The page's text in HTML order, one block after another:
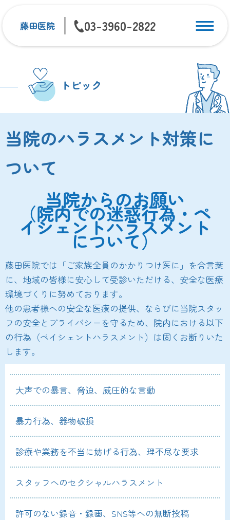
藤田医院 03-3960-2822
トピック
当院のハラスメント対策に
ついて
当院からのお願い
（院内での迷惑行為・ペ
イシェントハラスメント
について）
藤田医院では「ご家族全員のかかりつけ医に」を合言葉
に、地域の皆様に安心して受診いただける、安全な医療
環境づくりに努めております。
他の患者様への安全な医療の提供、ならびに当院スタッ
フの安全とプライバシーを守るため、院内における以下
の行為（ペイシェントハラスメント）は固くお断りいた
します。
大声での暴言、脅迫、威圧的な言動
暴力行為、器物破損
診療や業務を不当に妨げる行為、理不尽な要求
スタッフへのセクシャルハラスメント
許可のない録音・録画、SNS等への無断投稿